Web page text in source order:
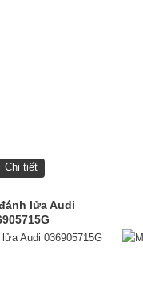
Chi tiết
lửa Audi